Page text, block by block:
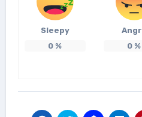
Sleepy
0 %
0 %